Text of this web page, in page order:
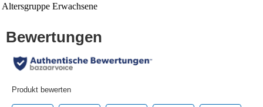
Altersgruppe Erwachsene